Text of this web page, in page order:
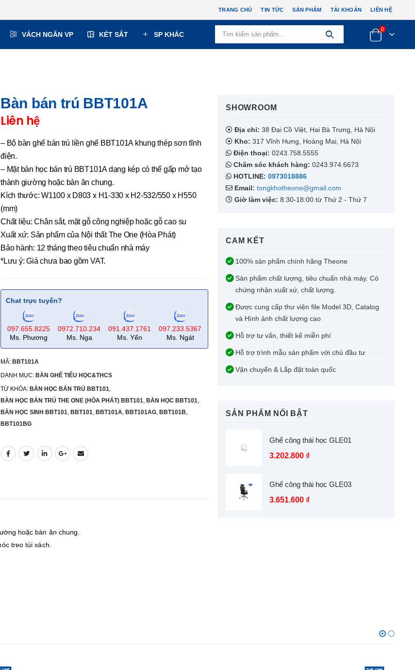
TRANG CHỦ TIN TỨC SẢN PHẨM TÀI KHOẢN LIÊN HỆ
VÁCH NGĂN VP KÉT SẮT SP KHÁC
0
Bàn bán trú BBT101A
Liên hệ
– Bộ bàn ghế bán trú liền ghế BBT101A khung thép sơn tĩnh
điện.
– Mặt bàn học bán trú BBT101A dạng kép có thể gấp mở tạo
thành giường hoặc bàn ăn chung.
Kích thước: W1100 x D803 x H1-330 x H2-532/550 x H550
(mm)
Chất liệu: Chân sắt, mặt gỗ công nghiệp hoặc gỗ cao su
Xuất xứ: Sản phẩm của Nội thất The One (Hòa Phát)
Bảo hành: 12 tháng theo tiêu chuẩn nhà máy
*Lưu ý: Giá chưa bao gồm VAT.
Chat trực tuyến?
097.655.8225
Ms. Phương
0972.710.234
Ms. Nga
091.437.1761
Ms. Yến
097.233.5367
Ms. Ngát
MÃ: BBT101A
DANH MỤC: BÀN GHẾ TIỂU HỌC&THCS
TỪ KHÓA: BÀN HỌC BÁN TRÚ BBT101
BÀN HỌC BÁN TRÚ THE ONE (HÒA PHÁT) BBT101 BÀN HỌC BBT101
BÀN HỌC SINH BBT101 BBT101 BBT101A BBT101AG BBT101B
BBT101BG
hoặc bàn ăn chung.
treo túi xách.
SHOWROOM​
Địa chỉ: 38 Đại Cồ Việt, Hai Bà Trưng, Hà Nội
Kho: 317 Vĩnh Hưng, Hoàng Mai, Hà Nội
Điện thoại: 0243.758.5555
Chăm sóc khách hàng: 0243.974.6673
HOTLINE: 0973018886
Email: tongkhotheone@gmail.com
Giờ làm việc: 8:30-18:00 từ Thứ 2 - Thứ 7
CAM KẾT​
100% sản phẩm chính hãng Theone
Sản phẩm chất lượng, tiêu chuẩn nhà máy. Có
chứng nhận xuất xứ, chất lượng.
Được cung cấp thư viện file Model 3D, Catalog
và Hình ảnh chất lượng cao
Hỗ trợ tư vấn, thiết kế miễn phí
Hỗ trợ trình mẫu sản phẩm với chủ đầu tư
Vận chuyển & Lắp đặt toàn quốc
SẢN PHẨM NỔI BẬT
Ghế công thái học GLE01
3.202.800 ₫
Ghế công thái học GLE03
3.651.600 ₫